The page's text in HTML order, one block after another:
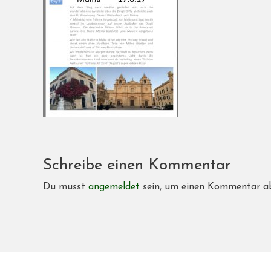
Schreibe einen Kommentar
Du musst angemeldet sein, um einen Kommentar